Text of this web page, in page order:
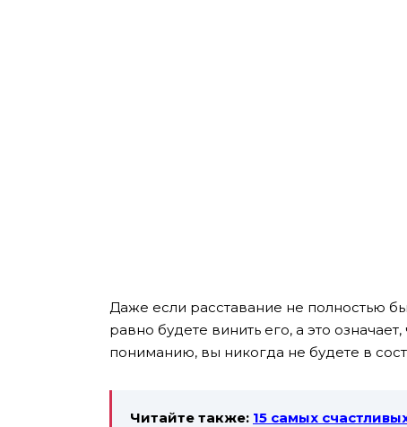
Даже если расставание не полностью
равно будете винить его, а это
пониманию, вы никогда не будете в
Читайте также: 15 самых